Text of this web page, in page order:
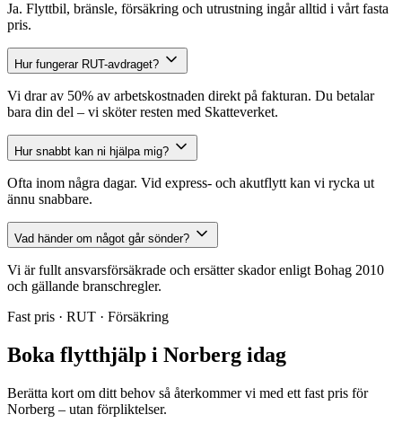
Ja. Flyttbil, bränsle, försäkring och utrustning ingår alltid i vårt fasta
pris.
Hur fungerar RUT-avdraget?
Vi drar av 50% av arbetskostnaden direkt på fakturan. Du betalar
bara din del – vi sköter resten med Skatteverket.
Hur snabbt kan ni hjälpa mig?
Ofta inom några dagar. Vid express- och akutflytt kan vi rycka ut
ännu snabbare.
Vad händer om något går sönder?
Vi är fullt ansvarsförsäkrade och ersätter skador enligt Bohag 2010
och gällande branschregler.
Fast pris · RUT · Försäkring
Boka flytthjälp i Norberg idag
Berätta kort om ditt behov så återkommer vi med ett fast pris för
Norberg – utan förpliktelser.